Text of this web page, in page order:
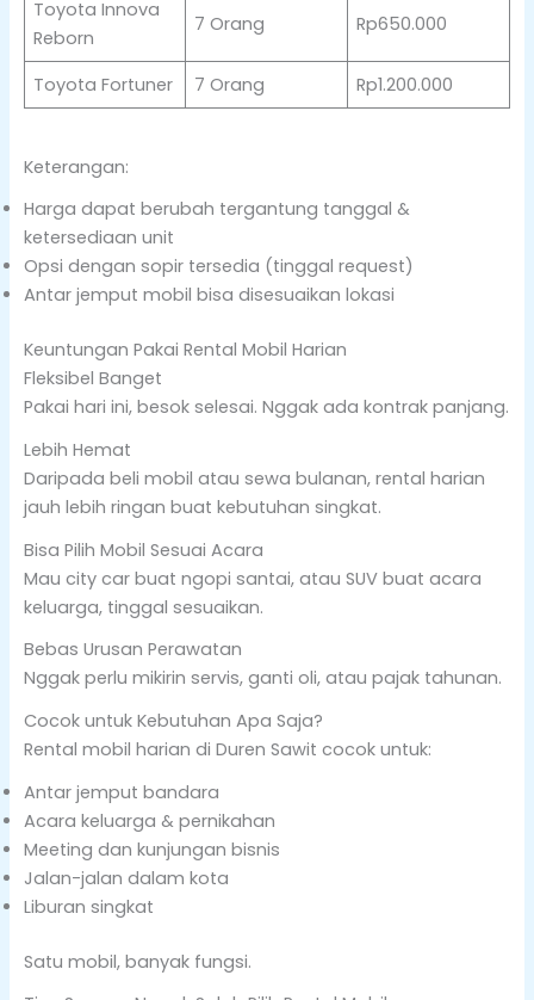
Toyota Innova
Reborn
7 Orang Rp650.000
Toyota Fortuner 7 Orang Rp1.200.000
Keterangan:
Harga dapat berubah tergantung tanggal &
ketersediaan unit
Opsi dengan sopir tersedia (tinggal request)
Antar jemput mobil bisa disesuaikan lokasi
Keuntungan Pakai Rental Mobil Harian
Fleksibel Banget
Pakai hari ini, besok selesai. Nggak ada kontrak panjang.
Lebih Hemat
Daripada beli mobil atau sewa bulanan, rental harian
jauh lebih ringan buat kebutuhan singkat.
Bisa Pilih Mobil Sesuai Acara
Mau city car buat ngopi santai, atau SUV buat acara
keluarga, tinggal sesuaikan.
Bebas Urusan Perawatan
Nggak perlu mikirin servis, ganti oli, atau pajak tahunan.
Cocok untuk Kebutuhan Apa Saja?
Rental mobil harian di Duren Sawit cocok untuk:
Antar jemput bandara
Acara keluarga & pernikahan
Meeting dan kunjungan bisnis
Jalan-jalan dalam kota
Liburan singkat
Satu mobil, banyak fungsi.